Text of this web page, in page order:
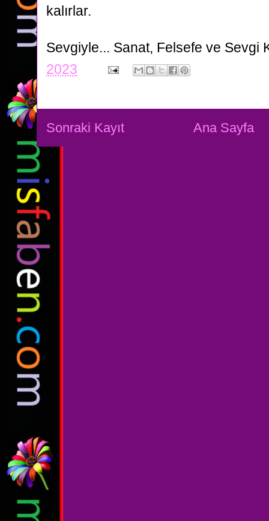
kalırlar.
Sevgiyle... Sanat, Felsefe ve Sevgi
2023
Sonraki Kayıt Ana Sayfa